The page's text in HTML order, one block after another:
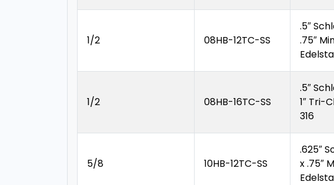
1/2 08HB-12TC-SS
.5″
.75″
1/2 08HB-16TC-SS
.5″
1″ Tri-
316
5/8 10HB-12TC-SS
.625″
x .75″